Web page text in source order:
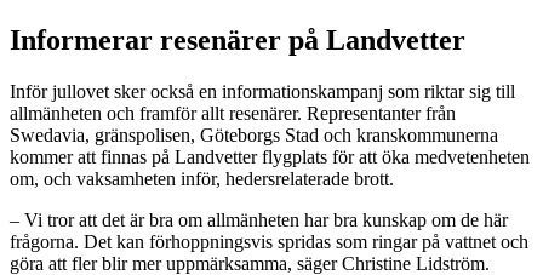
Informerar resenärer på Landvetter
Inför jullovet sker också en informationskampanj som riktar sig till
allmänheten och framför allt resenärer. Representanter från
Swedavia, gränspolisen, Göteborgs Stad och kranskommunerna
kommer att finnas på Landvetter flygplats för att öka medvetenheten
om, och vaksamheten inför, hedersrelaterade brott.
– Vi tror att det är bra om allmänheten har bra kunskap om de här
frågorna. Det kan förhoppningsvis spridas som ringar på vattnet och
göra att fler blir mer uppmärksamma, säger Christine Lidström.